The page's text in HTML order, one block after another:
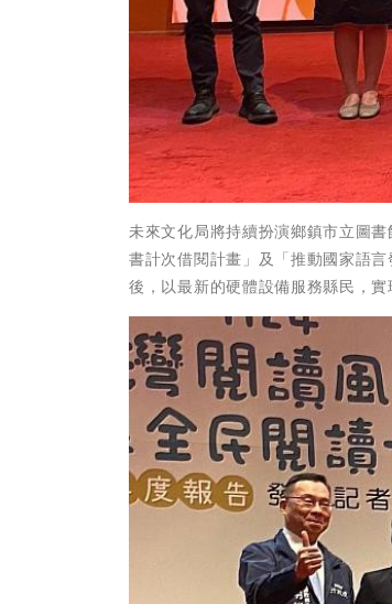
未來文化局將持續扮演鄉鎮市立圖
書計次借閱計畫」及「推動國家語
後，以最新的硬體設備服務縣民，